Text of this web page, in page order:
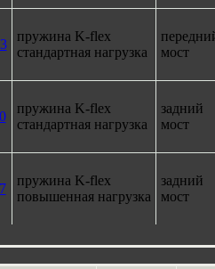
пружина K-flex
стандартная нагрузка
мост
пружина K-flex
стандартная нагрузка
задний
мост
пружина K-flex
повышенная нагрузка
задний
мост